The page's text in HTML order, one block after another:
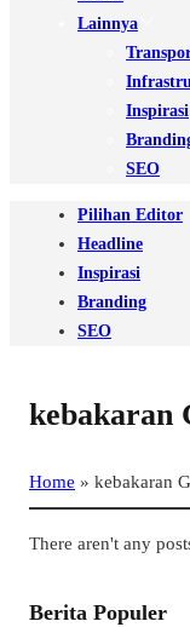
Lainnya
Inspirasi
SEO
Pilihan Editor
Headline
Inspirasi
Branding
SEO
kebakaran
Home » kebakaran
There aren't any
Berita Populer